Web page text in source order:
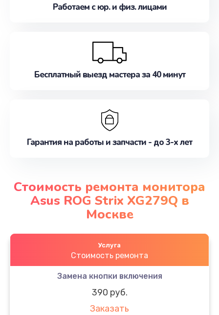
Работаем с юр. и физ. лицами
Бесплатный выезд мастера за 40 минут
Гарантия на работы и запчасти - до 3-х лет
Стоимость ремонта монитора
Asus ROG Strix XG279Q в
Москве
Услуга
Стоимость ремонта
Замена кнопки включения
390 руб.
Заказать